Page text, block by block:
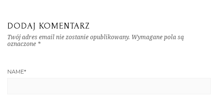
DODAJ KOMENTARZ
Twój adres email nie zostanie opublikowany. Wymagane pola są
oznaczone *
NAME*